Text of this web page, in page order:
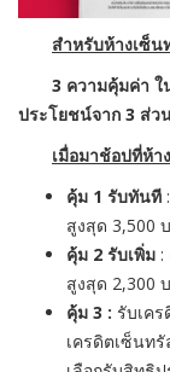
สำหรับห้างเซ็น
3 ความคุ้มค่า ใน
ประโยชน์จาก 3 ส่ว
เมื่อมาช้อปที่ห้า
คุ้ม 1 รับทันที :
สูงสุด 3,500
คุ้ม 2 รับเพิ่ม :
สูงสุด 2,300
คุ้ม 3 : รับเค
เครดิตเซ็นทรั